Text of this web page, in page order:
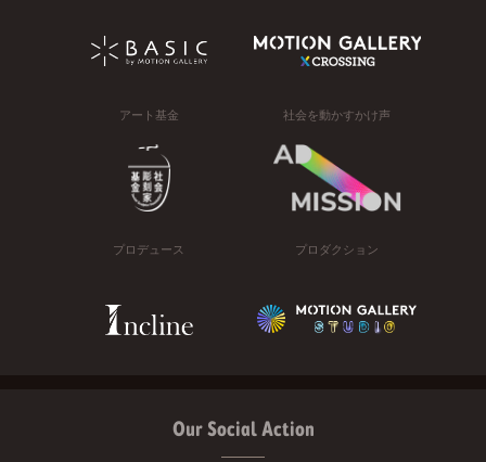
アート基金 社会を動かすかけ声
プロデュース プロダクション
Our Social Action